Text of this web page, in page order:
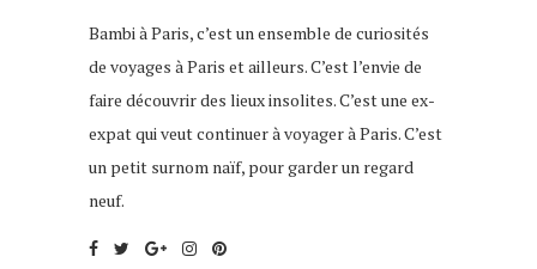
Bambi à Paris, c’est un ensemble de curiosités
de voyages à Paris et ailleurs. C’est l’envie de
faire découvrir des lieux insolites. C’est une ex-
expat qui veut continuer à voyager à Paris. C’est
un petit surnom naïf, pour garder un regard
neuf.